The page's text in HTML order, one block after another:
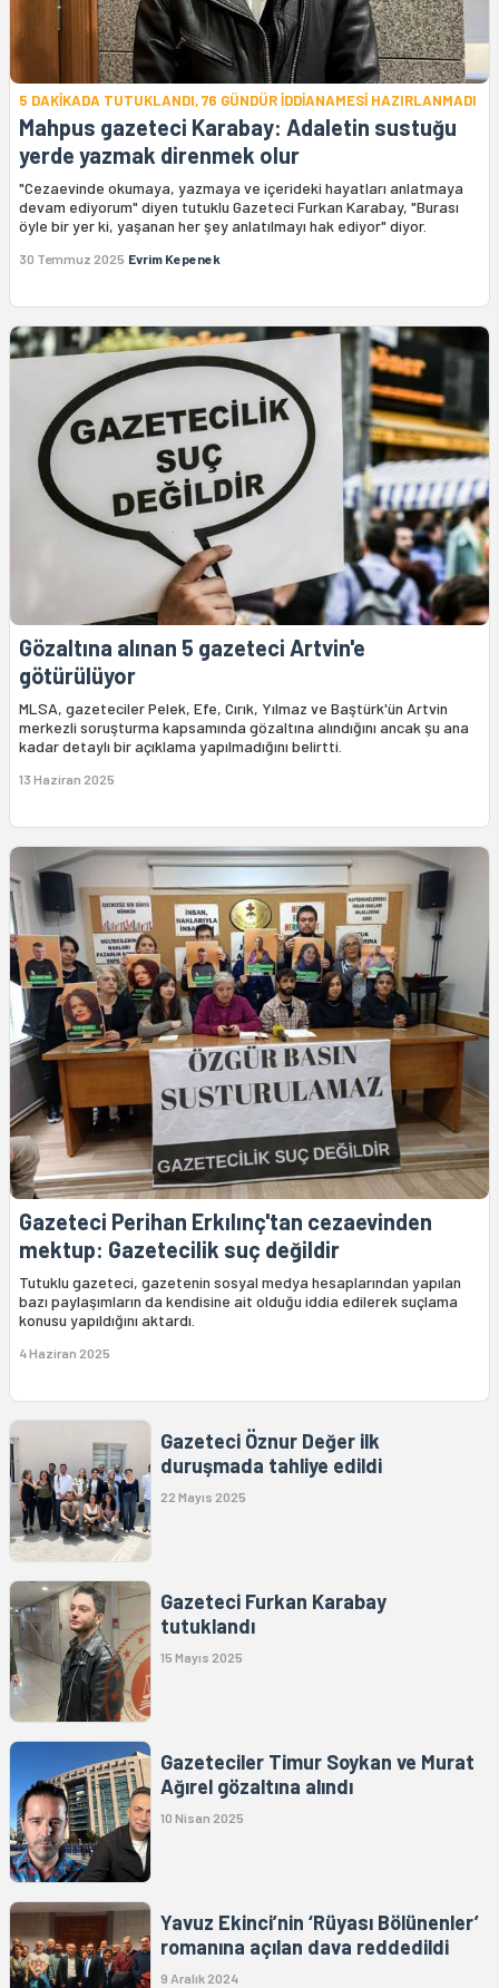
5 DAKİKADA TUTUKLANDI, 76 GÜNDÜR İDDİANAMESİ HAZIRLANMADI
Mahpus gazeteci Karabay: Adaletin sustuğu
yerde yazmak direnmek olur
"Cezaevinde okumaya, yazmaya ve içerideki hayatları anlatmaya
devam ediyorum" diyen tutuklu Gazeteci Furkan Karabay, "Burası
öyle bir yer ki, yaşanan her şey anlatılmayı hak ediyor" diyor.
30 Temmuz 2025 Evrim Kepenek
Gözaltına alınan 5 gazeteci Artvin'e
götürülüyor
MLSA, gazeteciler Pelek, Efe, Cırık, Yılmaz ve Baştürk'ün Artvin
merkezli soruşturma kapsamında gözaltına alındığını ancak şu ana
kadar detaylı bir açıklama yapılmadığını belirtti.
13 Haziran 2025
Gazeteci Perihan Erkılınç'tan cezaevinden
mektup: Gazetecilik suç değildir
Tutuklu gazeteci, gazetenin sosyal medya hesaplarından yapılan
bazı paylaşımların da kendisine ait olduğu iddia edilerek suçlama
konusu yapıldığını aktardı.
4 Haziran 2025
Gazeteci Öznur Değer ilk
duruşmada tahliye edildi
22 Mayıs 2025
Gazeteci Furkan Karabay
tutuklandı
15 Mayıs 2025
Gazeteciler Timur Soykan ve Murat
Ağırel gözaltına alındı
10 Nisan 2025
Yavuz Ekinci’nin ‘Rüyası Bölünenler’
romanına açılan dava reddedildi
9 Aralık 2024